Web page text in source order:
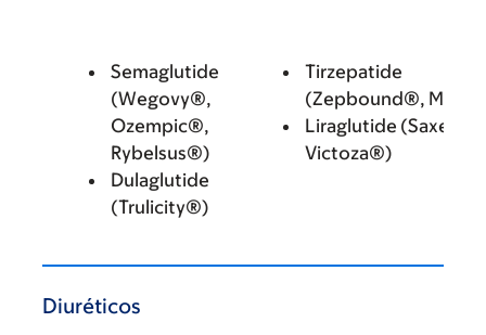
Semaglutide
(Wegovy®,
Ozempic®,
Rybelsus®)
Dulaglutide
(Trulicity®)
Tirzepatide
(Zepbound®,
Liraglutide
Victoza®)
Diuréticos